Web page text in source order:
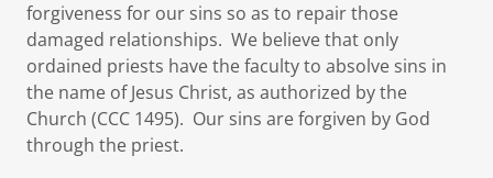
forgiveness for our sins so as to repair those
damaged relationships. We believe that only
ordained priests have the faculty to absolve sins in
the name of Jesus Christ, as authorized by the
Church (CCC 1495). Our sins are forgiven by God
through the priest.